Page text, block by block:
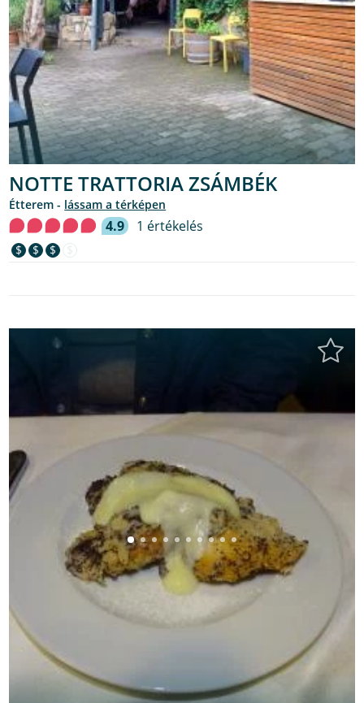
NOTTE TRATTORIA ZSÁMBÉK
étterem - lássam a térképen
4.9 1 értékelés
$ $ $